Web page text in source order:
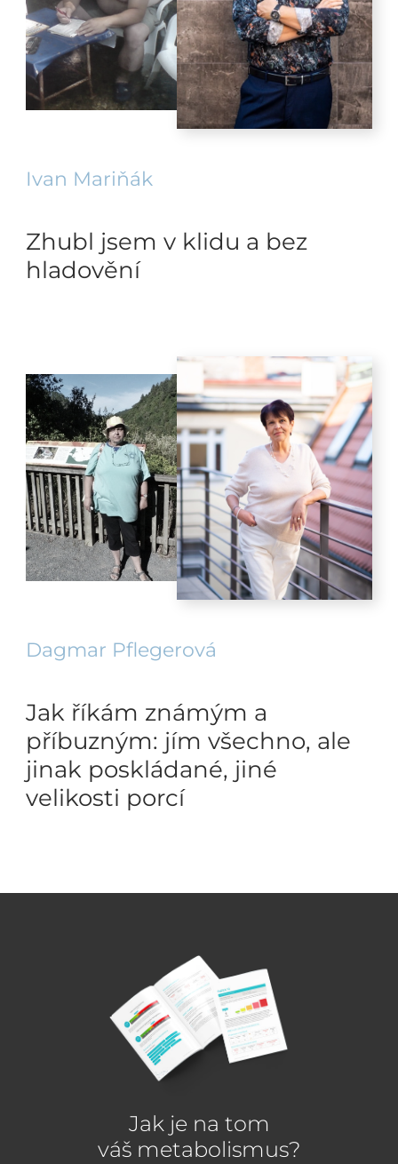
Ivan Mariňák
Zhubl jsem v klidu a bez
hladovění
Dagmar Pflegerová
Jak říkám známým a
příbuzným: jím všechno, ale
jinak poskládané, jiné
velikosti porcí
Jak je na tom
váš metabolismus?